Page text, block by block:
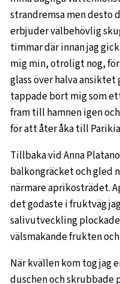
strandremsa men desto
erbjuder välbehövlig
timmar där innan jag
mig min, otroligt nog,
glass över halva
tappade bort mig som
fram till hamnen igen
för att åter åka till
Tillbaka vid Anna
balkongräcket och gled
närmare aprikosträdet.
det godaste i fruktväg
salivutveckling
välsmakande frukten
När kvällen kom tog jag
duschen och skrubbade